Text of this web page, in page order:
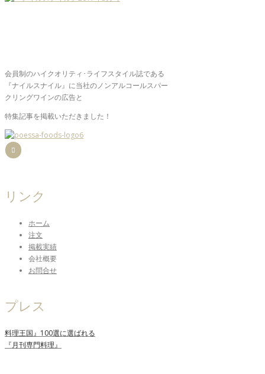
会員制のハイクオリティ･ライフスタイル誌である
『ナイルスナイル』に当社のノンアルコールスパー
クリングワインの広告と
特集記事を掲載いただきました！
リンク
ホーム
注文
掲載実績
会社概要
お問合せ
プレス
料理王国』100選に選ばれる
『月刊専門料理』